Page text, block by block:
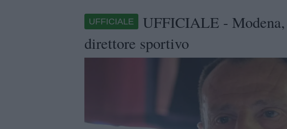
UFFICIALE
UFFICIALE -
direttore sportivo